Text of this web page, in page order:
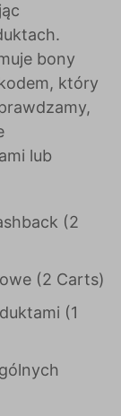
bony
który
lub
(2
(2 Carts)
(1